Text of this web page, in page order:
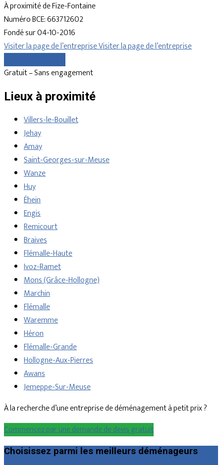
À proximité de Fize-Fontaine
Numéro BCE: 663712602
Fondé sur 04-10-2016
Visiter la page de l’entrepriseVisiter la page de l’entreprise
Gratuit – Sans engagement
Lieux à proximité
Villers-le-Bouillet
Jehay
Amay
Saint-Georges-sur-Meuse
Wanze
Huy
Éhein
Engis
Remicourt
Braives
Flémalle-Haute
Ivoz-Ramet
Mons (Grâce-Hollogne)
Marchin
Flémalle
Waremme
Héron
Flémalle-Grande
Hollogne-Aux-Pierres
Awans
Jemeppe-Sur-Meuse
À la recherche d’une entreprise de déménagement à petit prix ?
Commencez par une demande de devis gratuit
Choisissez parmi les meilleurs déménageurs